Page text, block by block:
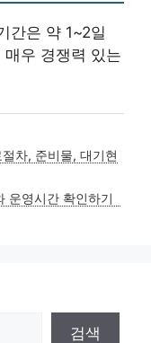
간은 약 1~2일
우 경쟁력 있는
차, 준비물, 대기현
운영시간 확인하기
검색